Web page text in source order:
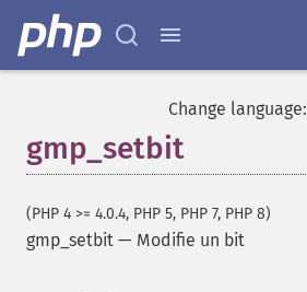
Change language:
gmp_setbit
(PHP 4 >= 4.0.4, PHP 5, PHP 7, PHP 8)
gmp_setbit — Modifie un bit